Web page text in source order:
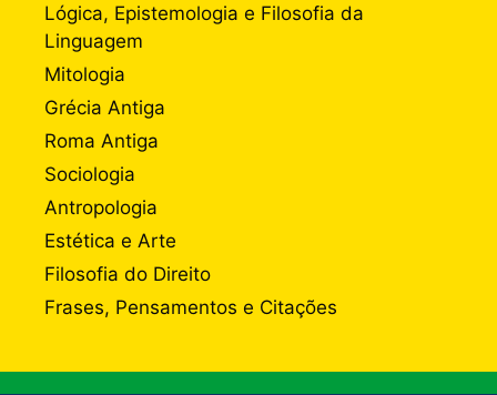
Lógica, Epistemologia e Filosofia da
Linguagem
Mitologia
Grécia Antiga
Roma Antiga
Sociologia
Antropologia
Estética e Arte
Filosofia do Direito
Frases, Pensamentos e Citações